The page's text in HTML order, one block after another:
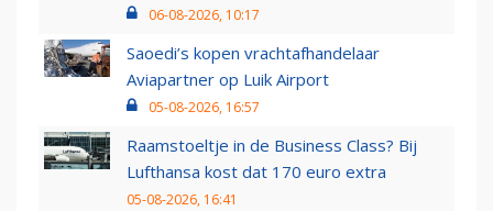
06-08-2026, 10:17
Saoedi’s kopen vrachtafhandelaar
Aviapartner op Luik Airport
05-08-2026, 16:57
Raamstoeltje in de Business Class? Bij
Lufthansa kost dat 170 euro extra
05-08-2026, 16:41